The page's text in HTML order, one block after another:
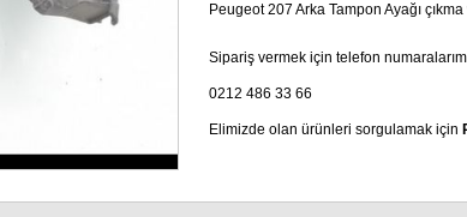
Peugeot 207 Arka Tampon Ayağı
Sipariş vermek için telefon
0212 486 33 66
Elimizde olan ürünleri sorgulamak için